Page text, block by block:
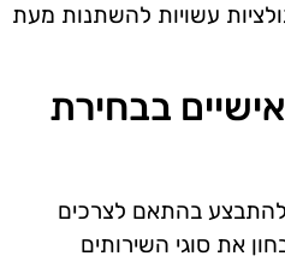
עשויות להשתנות מעת
בבחירת
להתבצע בהתאם לצרכים
את סוגי השירותים